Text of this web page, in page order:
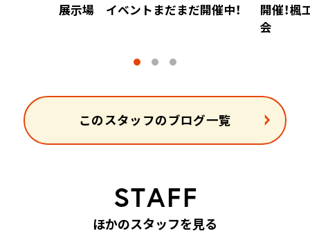
展示場 イベントまだまだ開催中！
開催！
会
このスタッフのブログ一覧
STAFF
ほかのスタッフを見る